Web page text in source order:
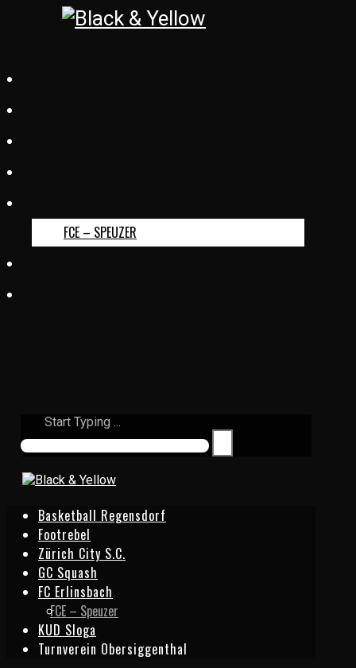
FCE – SPEUZER
Start Typing ...
Basketball Regensdorf
Footrebel
Zürich City S.C.
GC Squash
FC Erlinsbach
FCE – Speuzer
KUD Sloga
Turnverein Obersiggenthal